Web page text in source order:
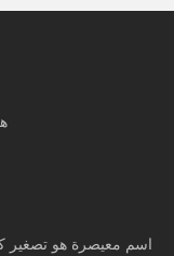
اسم معيصرة هو تصغير